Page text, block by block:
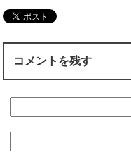
コメントを残す